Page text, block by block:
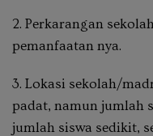
2. Perkarangan
pemanfaatan nya.
3. Lokasi sekolah/
padat, namun jumlah
jumlah siswa sedikit,